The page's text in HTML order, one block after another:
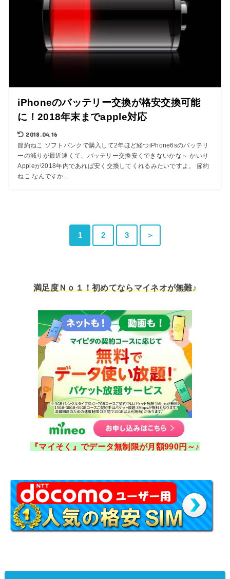
iPhoneのバッテリー交換が格安交換可能
に！2018年末までapple対応
2018.04.16
節約ねこ ソフトバンクで購入して2年ほど経つiPhone6sのバッテリ
ーの減りが最近速くて、バッテリー交換安くできないかな～ かいり
Appleが2018年内であれば安く交換してくれるみたいですよ。 節約
ねこ なんですか...
1 2 3 ＞
満足度Ｎｏ１！初めてならマイネオが無難♪
『マイそく』でデータ無制限が月額990円～♪